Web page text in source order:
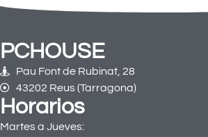
PCHOUSE
Pau Font de Rubinat, 28
43202 Reus (Tarragona)
Horarios
Martes a Jueves: